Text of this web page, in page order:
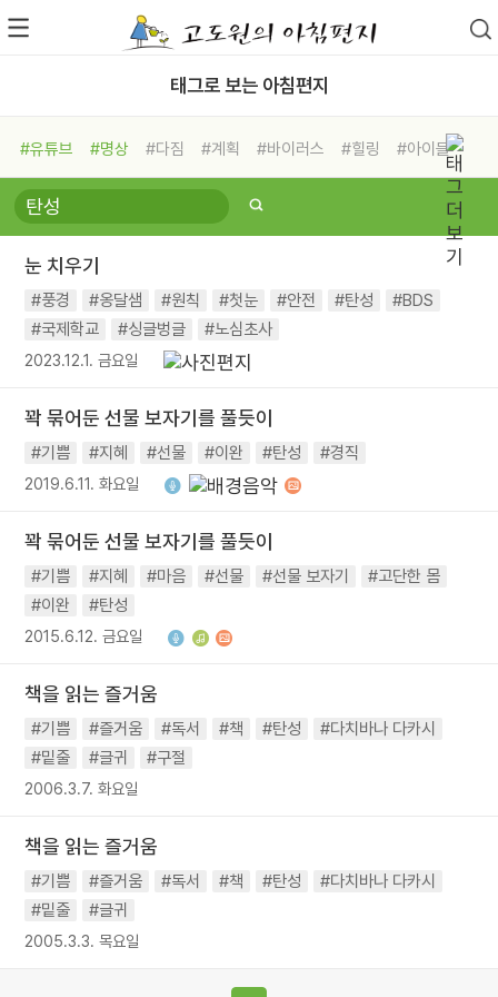
태그로 보는 아침편지
#유튜브 #명상 #다짐 #계획 #바이러스 #힐링
#아이들
#비전캠프
#독서캠프 #삶
#희망
#나눔 #친구 #링컨학교
#독서
#건강
눈 치우기
#풍경 #옹달샘 #원칙 #첫눈 #안전 #탄성
#BDS
#국제학교
#싱글벙글 #노심초사
2023.12.1. 금요일
꽉 묶어둔 선물 보자기를 풀듯이
#기쁨 #지혜 #선물 #이완 #탄성 #경직
2019.6.11. 화요일
꽉 묶어둔 선물 보자기를 풀듯이
#기쁨 #지혜 #마음 #선물 #선물 보자기
#고단한 몸
#이완
#탄성
2015.6.12. 금요일
책을 읽는 즐거움
#기쁨 #즐거움 #독서 #책 #탄성
#다치바나 다카시
#밑줄
#글귀 #구절
2006.3.7. 화요일
책을 읽는 즐거움
#기쁨 #즐거움 #독서 #책 #탄성
#다치바나 다카시
#밑줄
#글귀
2005.3.3. 목요일